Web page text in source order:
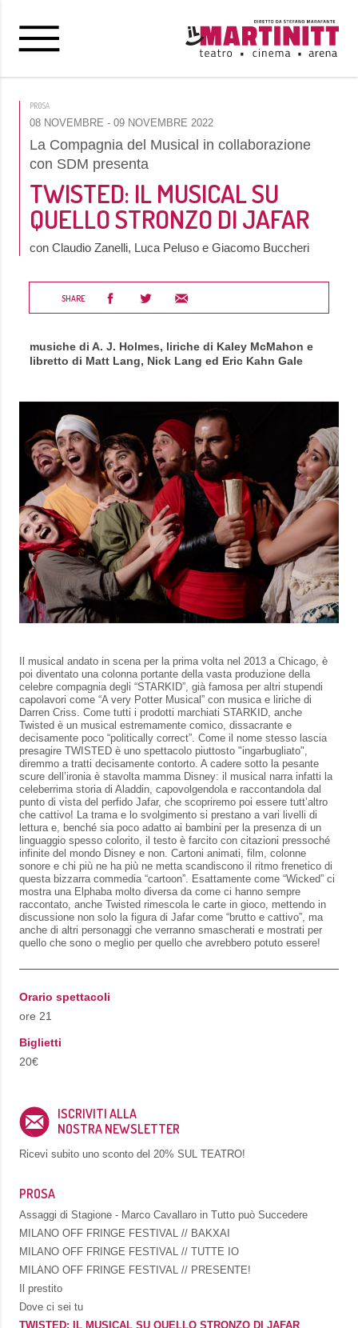
PROSA
08 NOVEMBRE - 09 NOVEMBRE 2022
La Compagnia del Musical in collaborazione
con SDM presenta
TWISTED: IL MUSICAL SU
QUELLO STRONZO DI JAFAR
con Claudio Zanelli, Luca Peluso e Giacomo Buccheri
SHARE
musiche di A. J. Holmes, liriche di Kaley McMahon e
libretto di Matt Lang, Nick Lang ed Eric Kahn Gale
Il musical andato in scena per la prima volta nel 2013 a Chicago, è
poi diventato una colonna portante della vasta produzione della
celebre compagnia degli “STARKID”, già famosa per altri stupendi
capolavori come “A very Potter Musical” con musica e liriche di
Darren Criss. Come tutti i prodotti marchiati STARKID, anche
Twisted è un musical estremamente comico, dissacrante e
decisamente poco “politically correct”. Come il nome stesso lascia
presagire TWISTED è uno spettacolo piuttosto "ingarbugliato",
diremmo a tratti decisamente contorto. A cadere sotto la pesante
scure dell’ironia è stavolta mamma Disney: il musical narra infatti la
celeberrima storia di Aladdin, capovolgendola e raccontandola dal
punto di vista del perfido Jafar, che scopriremo poi essere tutt’altro
che cattivo! La trama e lo svolgimento si prestano a vari livelli di
lettura e, benché sia poco adatto ai bambini per la presenza di un
linguaggio spesso colorito, il testo è farcito con citazioni pressoché
infinite del mondo Disney e non. Cartoni animati, film, colonne
sonore e chi più ne ha più ne metta scandiscono il ritmo frenetico di
questa bizzarra commedia “cartoon”. Esattamente come “Wicked” ci
mostra una Elphaba molto diversa da come ci hanno sempre
raccontato, anche Twisted rimescola le carte in gioco, mettendo in
discussione non solo la figura di Jafar come “brutto e cattivo”, ma
anche di altri personaggi che verranno smascherati e mostrati per
quello che sono o meglio per quello che avrebbero potuto essere!
Orario spettacoli
ore 21
Biglietti
20€
ISCRIVITI ALLA
NOSTRA NEWSLETTER
Ricevi subito uno sconto del 20% SUL TEATRO!
PROSA
Assaggi di Stagione - Marco Cavallaro in Tutto può Succedere
MILANO OFF FRINGE FESTIVAL // BAKXAI
MILANO OFF FRINGE FESTIVAL // TUTTE IO
MILANO OFF FRINGE FESTIVAL // PRESENTE!
Il prestito
Dove ci sei tu
TWISTED: IL MUSICAL SU QUELLO STRONZO DI JAFAR